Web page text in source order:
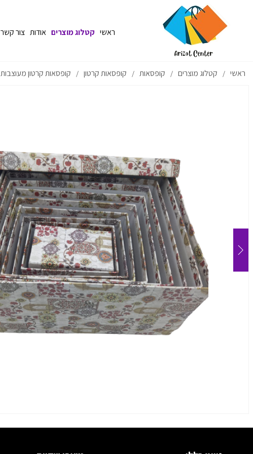
ראשי קטלוג מוצרים אודות צור קשר
ראשי / קטלוג מוצרים / קופסאות / קופסאות קרטון / קופסאות קרטון מעוצבות